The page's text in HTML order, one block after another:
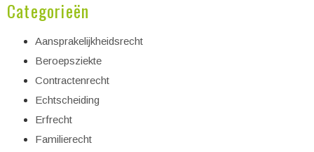
Categorieën
Aansprakelijkheidsrecht
Beroepsziekte
Contractenrecht
Echtscheiding
Erfrecht
Familierecht